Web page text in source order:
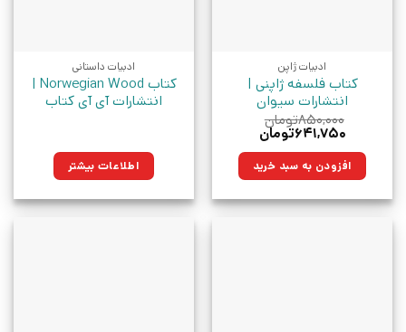
ادبیات ژاپن
کتاب فلسفه ژاپنی |
انتشارات سیوان
۸۵۰,۰۰۰تومان
قیمت
۸۵۰,۰۰۰تومان
بود.
۶۴۱,۷۵۰تومان
۶۴۱,۷۵۰تومان.افزودن به سبد خرید
ادبیات داستانی
کتاب Norwegian Wood |
انتشارات آی آی کتاب
اطلاعات بیشتر